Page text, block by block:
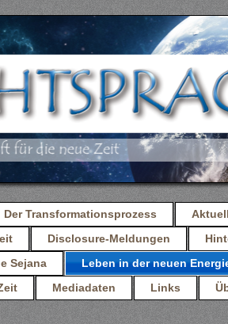
Der Transformationsprozess
Disclosure-Meldungen
Sejana
Leben in der neuen
Mediadaten Links